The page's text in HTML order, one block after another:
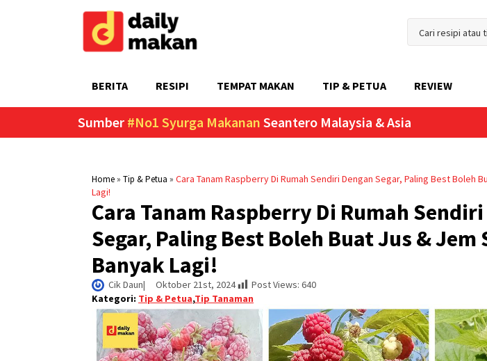
BERITA RESIPI TEMPAT MAKAN TIP & PETUA REVIEW
Sumber #No1 Syurga Makanan Seantero Malaysia & Asia
Home» Tip & Petua » Cara Tanam Raspberry Di Rumah Sendiri Dengan Segar, Paling Best Boleh
Lagi!
Cara Tanam Raspberry Di Rumah
Segar, Paling Best Boleh Buat Jus & Jem
Banyak Lagi!
Cik Daun| Oktober 21st, 2024 Post Views: 640
Kategori: Tip & Petua,Tip Tanaman